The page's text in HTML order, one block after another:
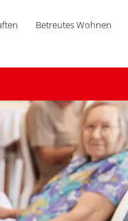
Betreutes Wohnen